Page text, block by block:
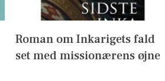
Roman om Inkarigets fald
set med missionærens øjne